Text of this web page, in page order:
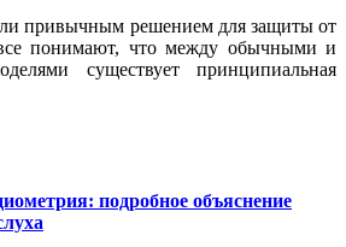
привычным решением для защиты от
понимают, что между обычными и
существует принципиальная
подробное объяснение